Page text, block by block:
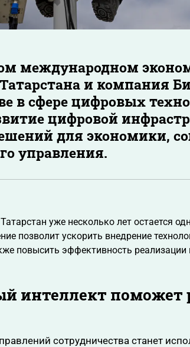
международном
и компания
в сфере цифровых
цифровой
для экономики,
управления.
уже несколько лет остается
позволит ускорить внедрение
повысить эффективность
интеллект поможет
сотрудничества станет